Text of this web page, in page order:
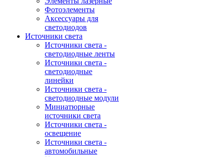
Фотоэлементы
Аксессуары для
светодиодов
Источники света
Источники света -
светодиодные ленты
Источники света -
светодиодные
линейки
Источники света -
светодиодные модули
Миниатюрные
источники света
Источники света -
освещение
Источники света -
автомобильные